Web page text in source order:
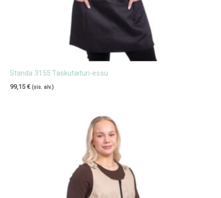
Standa 3155 Taskutaituri-essu
99,15€ (sis. alv.)